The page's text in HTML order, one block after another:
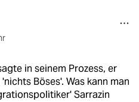
in seinem Prozess, er
Böses'. Was kann man
Sarrazin